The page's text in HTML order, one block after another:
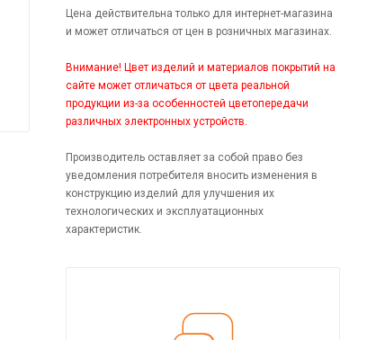
Цена действительна только для интернет-магазина
и может отличаться от цен в розничных магазинах.
Внимание! Цвет изделий и материалов покрытий на
сайте может отличаться от цвета реальной
продукции из-за особенностей цветопередачи
различных электронных устройств.
Производитель оставляет за собой право без
уведомления потребителя вносить изменения в
конструкцию изделий для улучшения их
технологических и эксплуатационных
характеристик.